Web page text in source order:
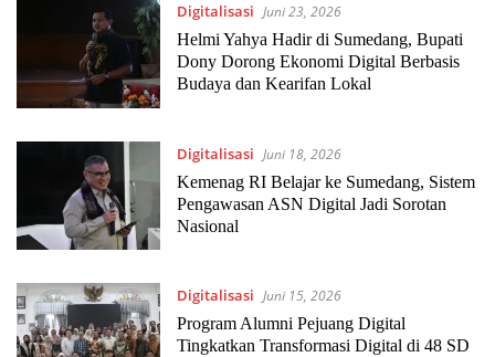
Digitalisasi Juni 23, 2026
Helmi Yahya Hadir di Sumedang, Bupati
Dony Dorong Ekonomi Digital Berbasis
Budaya dan Kearifan Lokal
Digitalisasi Juni 18, 2026
Kemenag RI Belajar ke Sumedang, Sistem
Pengawasan ASN Digital Jadi Sorotan
Nasional
Digitalisasi Juni 15, 2026
Program Alumni Pejuang Digital
Tingkatkan Transformasi Digital di 48 SD